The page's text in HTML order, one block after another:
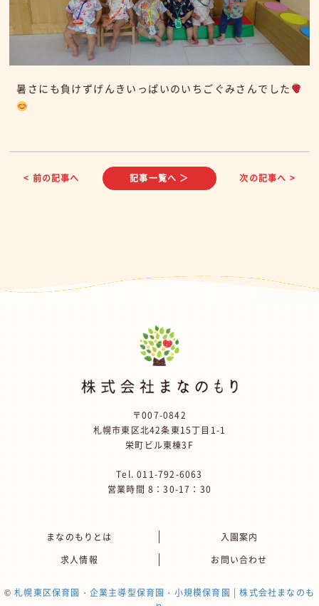
暑さにも負けずげんきいっぱいのいちごぐみさんでした
< 前の記事へ 記事一覧へ ＞ 次の記事へ >
〒007-0842
札幌市東区北42条東15丁目1-1
栄町ビル東棟3F
Tel.011-792-6063
営業時間 8：30-17：30
まなのもりとは
入園案内
求人情報
お問い合わせ
©札幌東区保育園・企業主導型保育園・小規模保育園 | 株式会社まなのも